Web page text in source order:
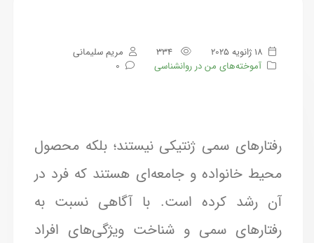
18 ژانویه 2025
مریم سلیمانی
آموخته‌های من در روانشناسی
0
رفتارهای سمی ژنتیکی نیستند؛ بلکه محصول
محیط خانواده و جامعه‌ای هستند که فرد در
آن رشد کرده است. با آگاهی نسبت به
رفتارهای سمی و شناخت ویژگی‌های افراد